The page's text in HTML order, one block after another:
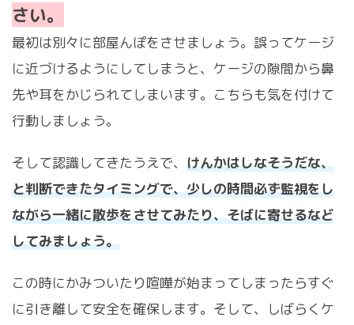
さい。
最初は別々に部屋んぽをさせましょう。誤ってケージ
に近づけるようにしてしまうと、ケージの隙間から鼻
先や耳をかじられてしまいます。こちらも気を付けて
行動しましょう。
そして認識してきたうえで、 けんかはしなそうだな、
と判断できたタイミングで、少しの時間必ず監視をし
ながら一緒に散歩をさせてみたり、そばに寄せるなど
してみましょう。
この時にかみついたり喧嘩が始まってしまったらすぐ
に引き離して安全を確保します。そして、しばらくケ